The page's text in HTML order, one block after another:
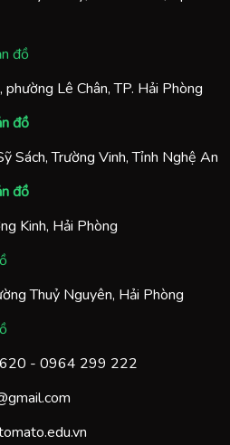
đồ
Lê Chân, TP. Hải Phòng
đồ
Sách, Trường Vinh, Tỉnh Nghệ An
đồ
Kinh, Hải Phòng
Thuỷ Nguyên, Hải Phòng
- 0964 299 222